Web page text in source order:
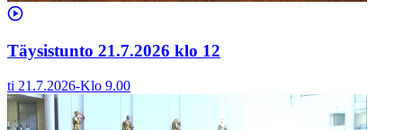
Täysistunto 21.7.2026 klo 12
ti 21.7.2026-Klo 9.00